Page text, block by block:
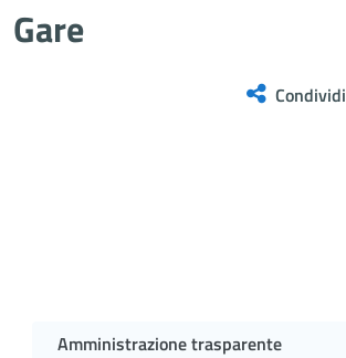
Gare
Condividi
Amministrazione trasparente